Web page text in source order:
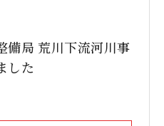
備局 荒川下流河川事
した